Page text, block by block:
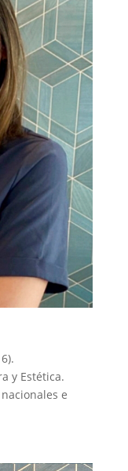
y Estética.
e